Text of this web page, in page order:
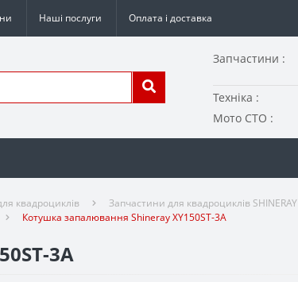
Наші послуги Оплата і доставка
Запчастини :
Техніка :
Мото СТО :
квадроциклів
Запчастини для квадроциклів SHINERAY
Котушка запалювання Shineray XY150ST-3A
3A